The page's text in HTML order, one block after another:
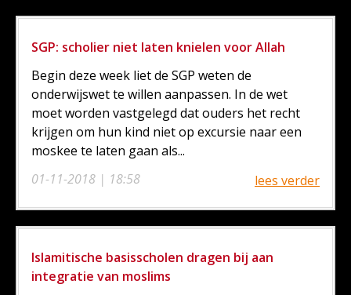
SGP: scholier niet laten knielen voor Allah
01-11-2018 | 18:58
Begin deze week liet de SGP weten de
onderwijswet te willen aanpassen. In de wet
moet worden vastgelegd dat ouders het recht
krijgen om hun kind niet op excursie naar een
moskee te laten gaan als...
lees verder
Islamitische basisscholen dragen bij aan
integratie van moslims